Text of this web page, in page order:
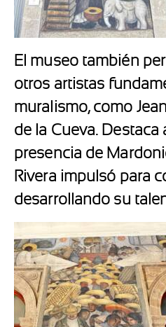
El museo también
otros artistas
muralismo, como
de la Cueva. Destaca
presencia de
Rivera impulsó para
desarrollando su